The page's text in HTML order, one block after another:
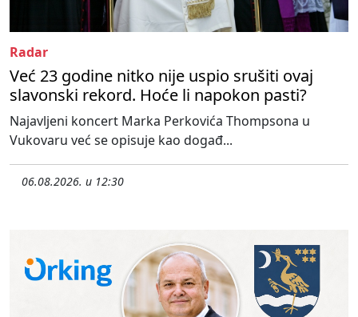
Radar
Već 23 godine nitko nije uspio srušiti ovaj
slavonski rekord. Hoće li napokon pasti?
Najavljeni koncert Marka Perkovića Thompsona u
Vukovaru već se opisuje kao događ...
06.08.2026. u 12:30